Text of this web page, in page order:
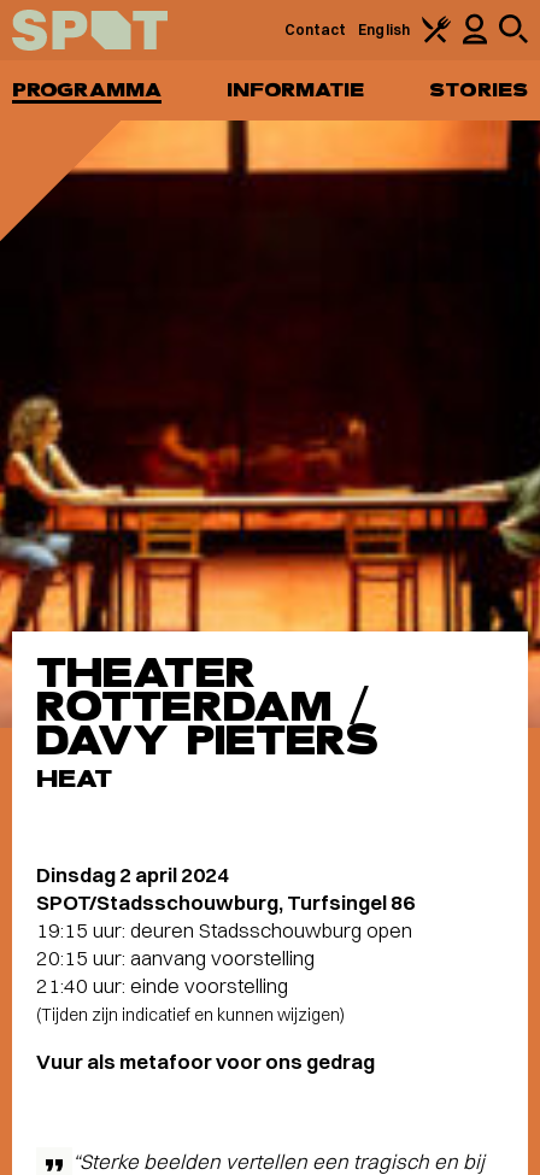
PROGRAMMA INFORMATIE STORIES
Contact English
THEATER
ROTTERDAM /
DAVY PIETERS
HEAT
Dinsdag 2 april 2024
SPOT/Stadsschouwburg, Turfsingel 86
19:15 uur: deuren Stadsschouwburg open
20:15 uur: aanvang voorstelling
21:40 uur: einde voorstelling
(Tijden zijn indicatief en kunnen wijzigen)
Vuur als metafoor voor ons gedrag
“Sterke beelden vertellen een tragisch en bij